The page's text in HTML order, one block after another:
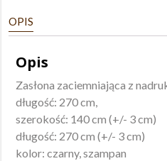
OPIS
Opis
Zasłona zaciemniająca z
długość: 270 cm,
szerokość: 140 cm (+/- 3 cm)
długość: 270 cm (+/- 3 cm)
kolor: czarny, szampan